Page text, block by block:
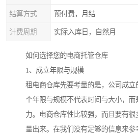
结算方式 预付费，月结
计费周期 实际入库日，自然月
如何选择您的电商托管仓库
1、成立年限与规模
租电商仓库先要考量的是，公司成立
个年限与规模不代表时间与大小，而
力。电商仓库性比较强，而且要有
量出来。在我们没有足够的信息来参